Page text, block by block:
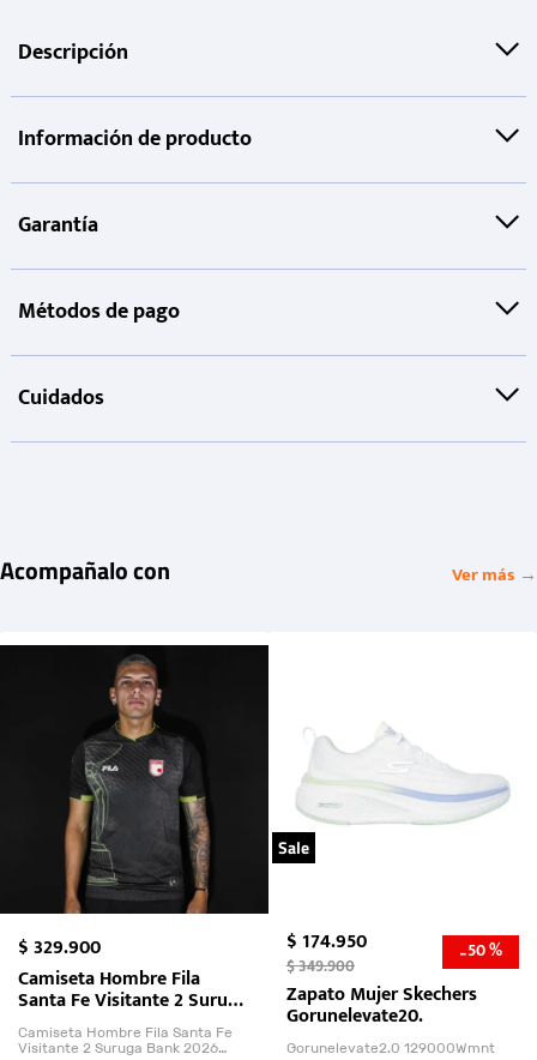
Descripción
Información de producto
Garantía
Métodos de pago
Cuidados
Acompañalo con Ver más →
$329.900
Camiseta Hombre Fila
Santa Fe Visitante 2 Suruga
Bank 2026
Camiseta Hombre Fila Santa Fe
Visitante 2 Suruga Bank 2026
Sale
$174.950
$349.900 -50 %
Zapato Mujer Skechers
Gorunelevate20.
Gorunelevate2.0 129000Wmnt